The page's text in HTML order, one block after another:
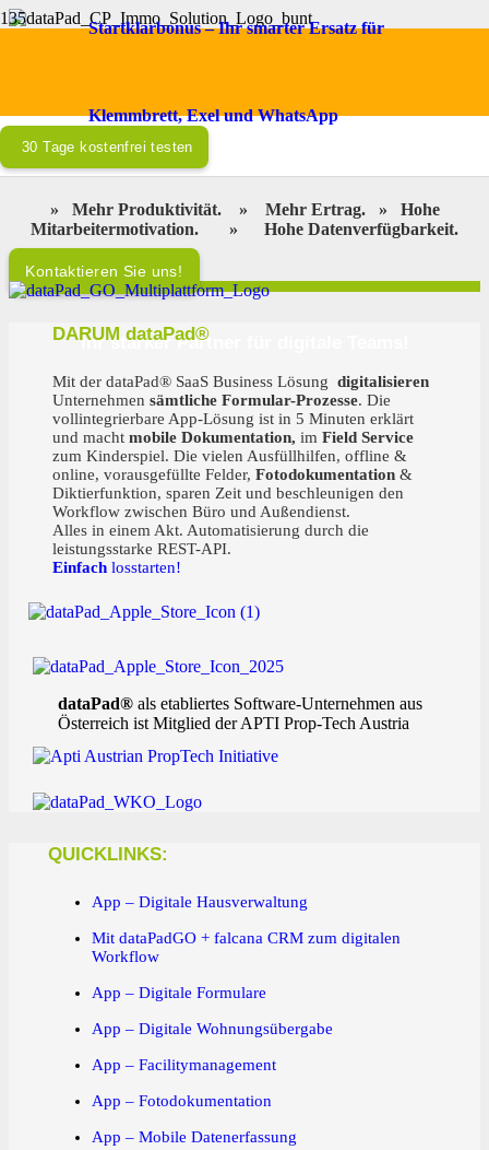
Startklarbonus – Ihr smarter Ersatz für
Klemmbrett, Exel und WhatsApp
30 Tage kostenfrei testen
Nur noch einen Klick von dataPad® entfernt
» Mehr Produktivität. » Mehr Ertrag. »
Hohe
Mitarbeitermotivation. » Hohe Datenverfügbarkeit.
Kontaktieren Sie uns!
Ihr starker Partner für digitale Teams!
DARUM dataPad®
Mit der dataPad® SaaS Business Lösungdigitalisieren
Unternehmensämtliche Formular-Prozesse. Die
vollintegrierbare App-Lösung ist in 5 Minuten erklärt
und machtmobile Dokumentation, imField Service
zum Kinderspiel. Die vielen Ausfüllhilfen, offline &
online, vorausgefüllte Felder,Fotodokumentation &
Diktierfunktion, sparen Zeit und beschleunigen den
Workflow zwischen Büro und Außendienst.
Alles in einem Akt. Automatisierung durch die
leistungsstarke REST-API.
Einfach losstarten!
dataPad® als etabliertes Software-Unternehmen aus
Österreich ist Mitglied der APTI Prop-Tech Austria
QUICKLINKS:
App – Digitale Hausverwaltung
Mit dataPadGO + falcana CRM zum digitalen
Workflow
App – Digitale Formulare
App – Digitale Wohnungsübergabe
App – Facilitymanagement
App – Fotodokumentation
App – Mobile Datenerfassung